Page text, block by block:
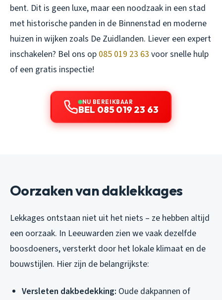
bent. Dit is geen luxe, maar een noodzaak in een stad
met historische panden in de Binnenstad en moderne
huizen in wijken zoals De Zuidlanden. Liever een expert
inschakelen? Bel ons op 085 019 23 63 voor snelle hulp
of een gratis inspectie!
NU BEREIKBAAR
BEL 085 019 23 63
Oorzaken van daklekkages
Lekkages ontstaan niet uit het niets – ze hebben altijd
een oorzaak. In Leeuwarden zien we vaak dezelfde
boosdoeners, versterkt door het lokale klimaat en de
bouwstijlen. Hier zijn de belangrijkste:
Versleten dakbedekking: Oude dakpannen of